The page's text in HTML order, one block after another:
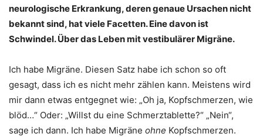
neurologische Erkrankung, deren genaue Ursachen nicht
bekannt sind, hat viele Facetten. Eine davon ist
Schwindel. Über das Leben mit vestibulärer Migräne.
Ich habe Migräne. Diesen Satz habe ich schon so oft
gesagt, dass ich es nicht mehr zählen kann. Meistens wird
mir dann etwas entgegnet wie: „Oh ja, Kopfschmerzen, wie
blöd…“ Oder: „Willst du eine Schmerztablette?“ „Nein“,
sage ich dann. Ich habe Migräne ohne Kopfschmerzen.